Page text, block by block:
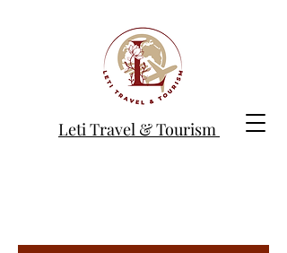
Leti Travel & Tourism